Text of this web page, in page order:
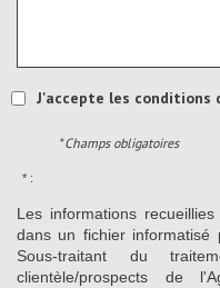
J'accepte les conditions
* Champs obligatoires
* :
Les informations
dans un fichier informatisé
Sous-traitant du
clientèle/prospects de